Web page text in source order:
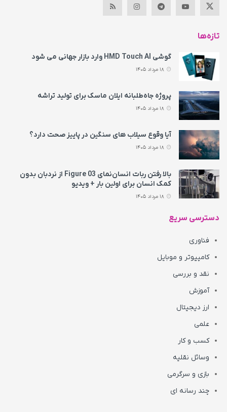
تازه‌ها
گوشی HMD Touch AI وارد بازار جهانی می‌ شود
پروژه جاه‌طلبانه ایلان ماسک برای تولید تراشه
آیا وقوع سیلاب های سنگین در پاییز صحت دارد؟
بالا رفتن ربات انسان‌نمای Figure 03 از نردبان بدون
کمک انسان برای اولین بار + ویدیو
دسترسی سریع
فناوری
کامپیوتر و موبایل
نقد و بررسی
آموزش
ارز دیجیتال
علمی
کسب و کار
وسائل نقلیه
بازی و سرگرمی
چند رسانه ای